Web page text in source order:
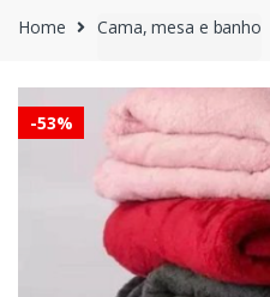
Home Cama, mesa e banho
-53%